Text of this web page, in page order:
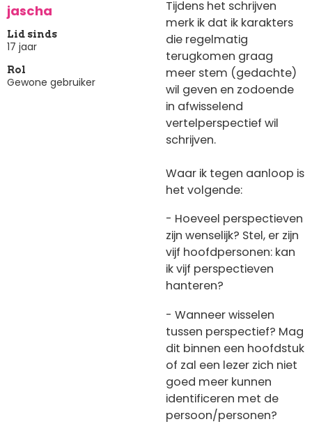
jascha
Lid sinds
17 jaar
Rol
Gewone gebruiker
Tijdens het schrijven
merk ik dat ik karakters
die regelmatig
terugkomen graag
meer stem (gedachte)
wil geven en zodoende
in afwisselend
vertelperspectief wil
schrijven.
Waar ik tegen aanloop is
het volgende:
- Hoeveel perspectieven
zijn wenselijk? Stel, er zijn
vijf hoofdpersonen: kan
ik vijf perspectieven
hanteren?
- Wanneer wisselen
tussen perspectief? Mag
dit binnen een hoofdstuk
of zal een lezer zich niet
goed meer kunnen
identificeren met de
persoon/personen?